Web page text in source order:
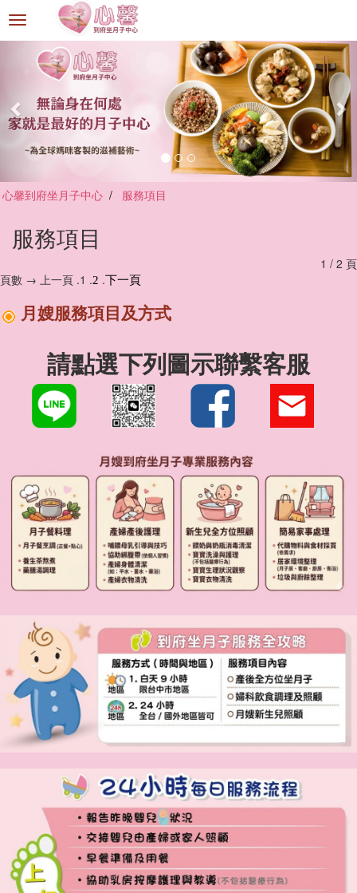
選
單
心馨到府坐月子中心 服務項目
服務項目
1 / 2 頁
頁數 → 上一頁 .1 .2 .下一頁
月嫂服務項目及方式
請點選下列圖示聯繫客服